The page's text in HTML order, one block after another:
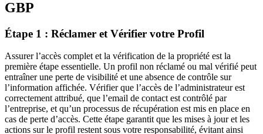
GBP
Étape 1 : Réclamer et Vérifier votre Profil
Assurer l’accès complet et la vérification de la propriété est la
première étape essentielle. Un profil non réclamé ou mal vérifié peut
entraîner une perte de visibilité et une absence de contrôle sur
l’information affichée. Vérifier que l’accès de l’administrateur est
correctement attribué, que l’email de contact est contrôlé par
l’entreprise, et qu’un processus de récupération est mis en place en
cas de perte d’accès. Cette étape garantit que les mises à jour et les
actions sur le profil restent sous votre responsabilité, évitant ainsi